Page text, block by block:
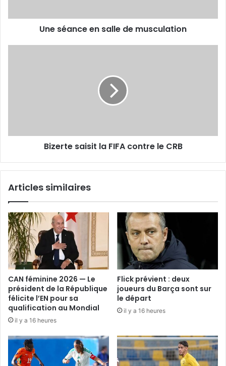
Une séance en salle de musculation
Bizerte saisit la FIFA contre le CRB
Articles similaires
CAN féminine 2026 — Le
président de la République
félicite l’EN pour sa
qualification au Mondial
il y a 16 heures
Flick prévient : deux
joueurs du Barça sont sur
le départ
il y a 16 heures